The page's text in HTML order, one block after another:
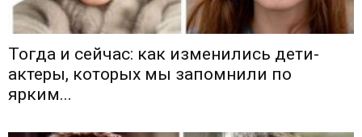
Тогда и сейчас: как изменились дети-
актеры, которых мы запомнили по
ярким...